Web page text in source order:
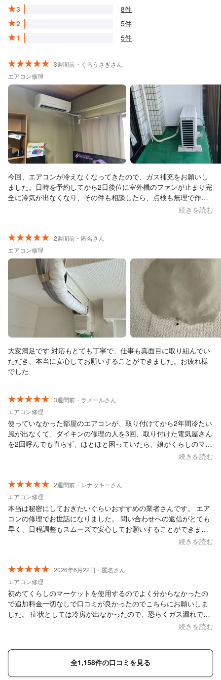
3
8件
2
5件
1
5件
3週間前・くろうさぎさん
エアコン修理
今回、エアコンが冷えなくなってきたので、ガス補充をお願いし
ました。日時を予約してから2日後位に室外機のファンが止まり完
全に冷気が出なくなり、その件も相談したら、点検も無理で作業
して頂き、幸いにファンも作動しガス補充で購入時の状態まで冷
して頂きました。今回は、ガス補充だけにしましたが、快適に過
ごしております。ありがとうございました。 SNSで、エアコン修
理を検索しましたが、電話番号無登録、住所不明が多かったの
で、くらしのマーケットにしました。SNS上の激安価格！追加料
金なし！に惑わされない様に、くらしのマーケットの利用をお勧
め致します。
続きを読む
2週間前・匿名さん
エアコン修理
大変満足です 対応もとても丁寧で、仕事も真面目に取り組んでい
ただき、本当に安心してお願いすることができました。お疲れ様
でした
3週間前・ラメールさん
エアコン修理
使っていなかった部屋のエアコンが、取り付けてから2年間冷たい
風が出なくて、ダイキンの修理の人を3回、取り付けた電気屋さん
を2回呼んでも直らず、ほとほと困っていたら、娘がくらしのマー
ケットというところがあると教えてくれました。すぐに登録し
コンの症状を詳しく聞いていただき、点検に来ていただけること
になりました。数日後に、ダイキンとは違い時間も予定より少し
早く来てくださり、室外機、室内機、天井裏までじっくり診てく
ださいました。やはりこのエアコンの状態はかなり普通ではない
らしく、初期不良か隠蔽配管の漏れかのどちらかだということが
わかりました。すぐには直せない状態だったので、取り敢えずガ
スを入れていただきました。じっくり診ていただき、いろいろな
ありません。ありがとうございました！
続きを読む
2週間前・レナッキーさん
エアコン修理
本当は秘密にしておきたいぐらいおすすめの業者さんです。 エア
コンの修理でお世話になりました。 問い合わせへの返信がとても
早く、日程調整もスムーズで安心してお願いすることができまし
た。 当日は暑い中にもかかわらず、親切で丁寧に対応していただ
スもいただき、とても参考になりました。 最初から最後まで気持
ちの良い対応で、安心してお任せできる業者さんです。本当は秘
密にしたいですけど、エアコンで困っている方にぜひおすすめし
たいと思います。
続きを読む
2026年6月22日・匿名さん
エアコン修理
初めてくらしのマーケットを使用するのでよく分からなかったの
で追加料金一切なしで口コミが良かったのでこちらにお願いしま
した。 症状としては冷房が出なかったので、恐らくガス漏れでは
ないかと思い予約を入れたところ事前に質問リストを頂き回答を
漏れだったらしくガスを補充して頂き使えるようになりました。
作業も丁寧でスピーディーに解決して下さり冷房が使えるように
なったので大満足です。 また同じことが起こる可能性もあるので
続きを読む
全1,158件の口コミを見る